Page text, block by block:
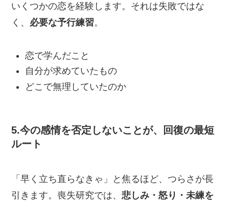
いくつかの恋を経験します。それは失敗ではな
く、 必要な予行練習。
恋で学んだこと
自分が求めていたもの
どこで無理していたのか
5.今の感情を否定しないことが、回復の最短
ルート
「早く立ち直らなきゃ」と焦るほど、つらさが長
引きます。喪失研究では、悲しみ・怒り・未練を